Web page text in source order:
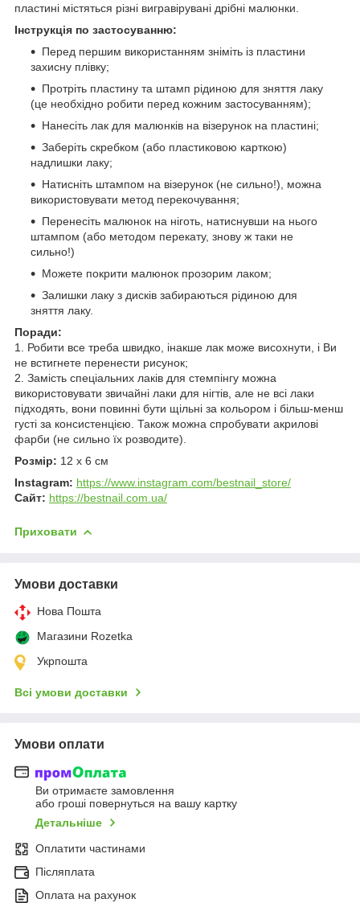
пластині містяться різні вигравірувані дрібні малюнки.
Інструкція по застосуванню:
Перед першим використанням зніміть із пластини
захисну плівку;
Протріть пластину та штамп рідиною для зняття лаку
(це необхідно робити перед кожним застосуванням);
Нанесіть лак для малюнків на візерунок на пластині;
Заберіть скребком (або пластиковою карткою)
надлишки лаку;
Натисніть штампом на візерунок (не сильно!), можна
використовувати метод перекочування;
Перенесіть малюнок на ніготь, натиснувши на нього
штампом (або методом перекату, знову ж таки не
сильно!)
Можете покрити малюнок прозорим лаком;
Залишки лаку з дисків забираються рідиною для
зняття лаку.
Поради:
1. Робити все треба швидко, інакше лак може висохнути, і Ви
не встигнете перенести рисунок;
2. Замість спеціальних лаків для стемпінгу можна
використовувати звичайні лаки для нігтів, але не всі лаки
підходять, вони повинні бути щільні за кольором і більш-менш
густі за консистенцією. Також можна спробувати акрилові
фарби (не сильно їх розводите).
Розмір: 12 х 6 см
Instagram: https://www.instagram.com/bestnail_store/
Сайт: https://bestnail.com.ua/
Приховати
Умови доставки
Нова Пошта
Магазини Rozetka
Укрпошта
Всі умови доставки
Умови оплати
Ви отримаєте замовлення
або гроші повернуться на вашу картку
Детальніше
Оплатити частинами
Післяплата
Оплата на рахунок